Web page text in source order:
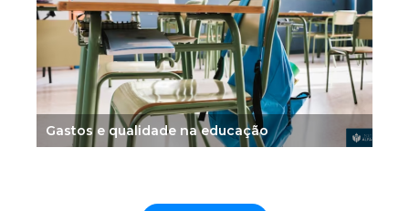
Gastos e qualidade na educação